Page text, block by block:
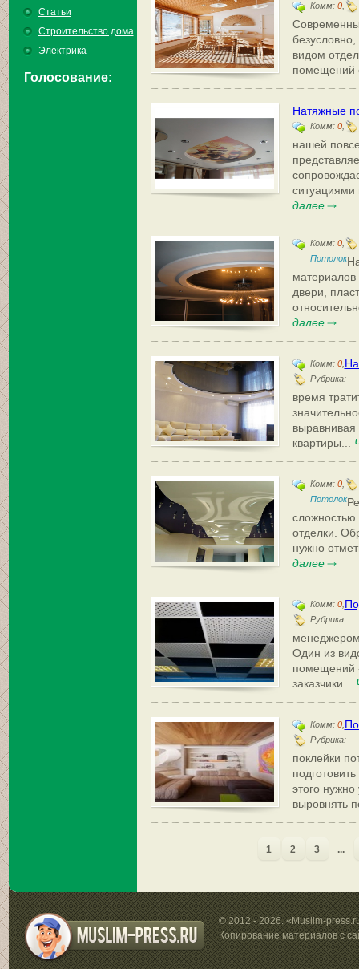
Статьи
Строительство дома
Электрика
Голосование:
Комм: 0,
видом
помещений
Натяжные
Комм: 0,
нашей
далее
Комм: 0,
Потолок
двери,
далее
Комм: 0,
Рубрика:
время
выравнивая
квартиры...
Комм: 0,
Потолок
сложностью
отделки.
нужно
далее
Комм: 0,
Рубрика:
Один из
помещений
заказчики...
Комм: 0,
Рубрика:
поклейки
этого
выровнять
1 2 3 ...
© 2012 - 2026. «Muslim-
Копирование материалов с